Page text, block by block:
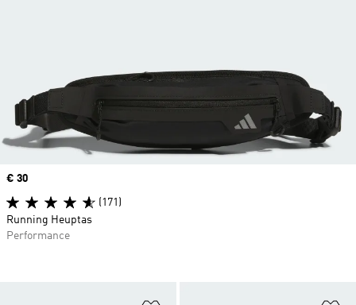
Price
€ 30
(171)
Running Heuptas
Performance